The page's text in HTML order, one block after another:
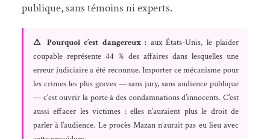
publique, sans témoins ni experts.
⚠ Pourquoi c’est dangereux : aux États-Unis, le plaider
coupable représente 44 % des affaires dans lesquelles une
erreur judiciaire a été reconnue. Importer ce mécanisme pour
les crimes les plus graves — sans jury, sans audience publique
— c’est ouvrir la porte à des condamnations d’innocents. C’est
aussi effacer les victimes : elles n’auraient plus le droit de
parler à l’audience. Le procès Mazan n’aurait pas eu lieu avec